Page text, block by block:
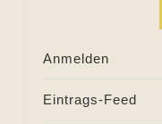
Anmelden
Eintrags-Feed